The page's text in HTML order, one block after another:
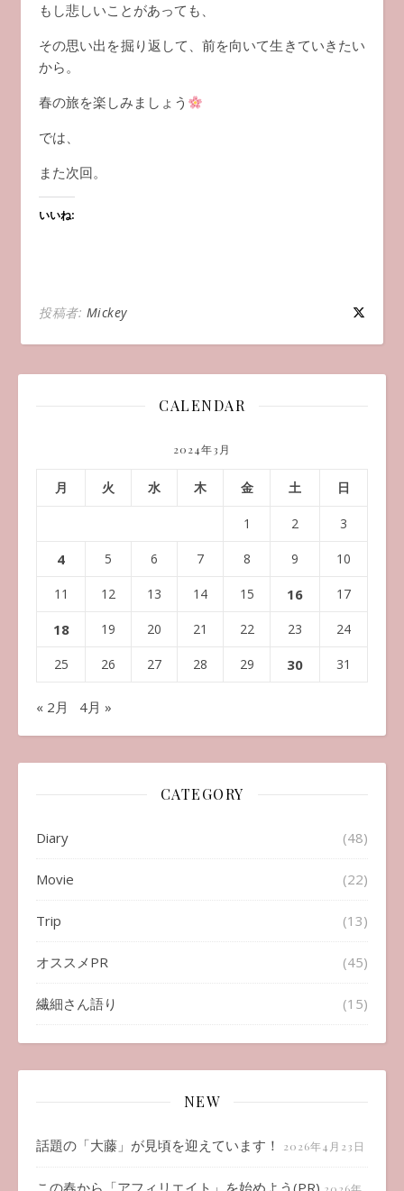
もし悲しいことがあっても、
その思い出を掘り返して、前を向いて生きていきたい
から。
春の旅を楽しみましょう
では、
また次回。
いいね:
投稿者: Mickey
CALENDAR
2024年3月
月 火 水 木 金 土 日
1 2 3
4 5 6 7 8 9 10
11 12 13 14 15 16 17
18 19 20 21 22 23 24
25 26 27 28 29 30 31
« 2月 4月 »
CATEGORY
Diary (48)
Movie (22)
Trip (13)
オススメPR (45)
繊細さん語り (15)
NEW
話題の「大藤」が見頃を迎えています！ 2026年4月23日